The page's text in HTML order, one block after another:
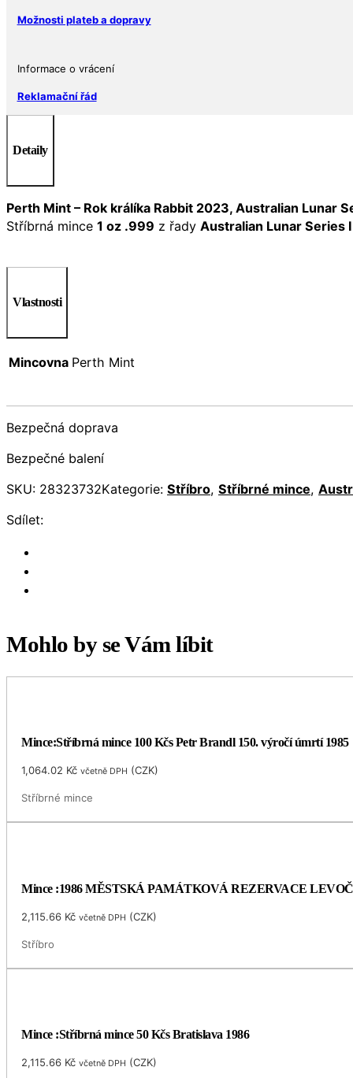
množství
Možnosti plateb a dopravy
Informace o vrácení
Reklamační řád
Detaily
Perth Mint – Rok králíka Rabbit 2023, Australian Lunar
Stříbrná mince 1 oz .999 z řady Australian Lunar Series
Vlastnosti
Mincovna Perth Mint
Bezpečná doprava
Bezpečné balení
SKU: 28323732Kategorie: Stříbro, Stříbrné mince,
Sdílet:
Mohlo by se Vám líbit
Mince:Stříbrná mince 100 Kčs Petr Brandl 150. výročí úmrtí 1985
1,064.02 Kč včetně DPH (CZK)
Stříbrné mince
Mince :1986 MĚSTSKÁ PAMÁTKOVÁ REZERVACE
2,115.66 Kč včetně DPH (CZK)
Stříbro
Mince :Stříbrná mince 50 Kčs Bratislava 1986
2,115.66 Kč včetně DPH (CZK)